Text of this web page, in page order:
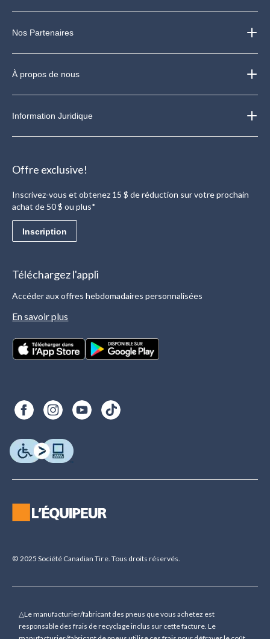
Nos Partenaires
À propos de nous
Information Juridique
Offre exclusive!
Inscrivez-vous et obtenez 15 $ de réduction sur votre prochain
achat de 50 $ ou plus*
Inscription
Téléchargez l'appli
Accéder aux offres hebdomadaires personnalisées
En savoir plus
© 2025 Société Canadian Tire. Tous droits réservés.
△Le manufacturier/fabricant des pneus que vous achetez est
responsable des frais de recyclage inclus sur cette facture. Le